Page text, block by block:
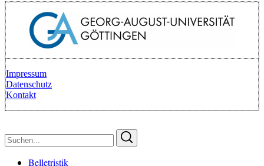
Impressum
Datenschutz
Kontakt
Suchen
nach:
Belletristik